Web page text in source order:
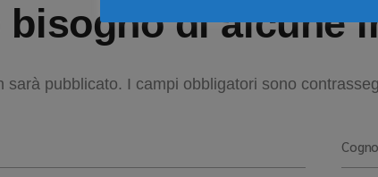
bisogno di alcune
sarà pubblicato. I campi obbligatori sono